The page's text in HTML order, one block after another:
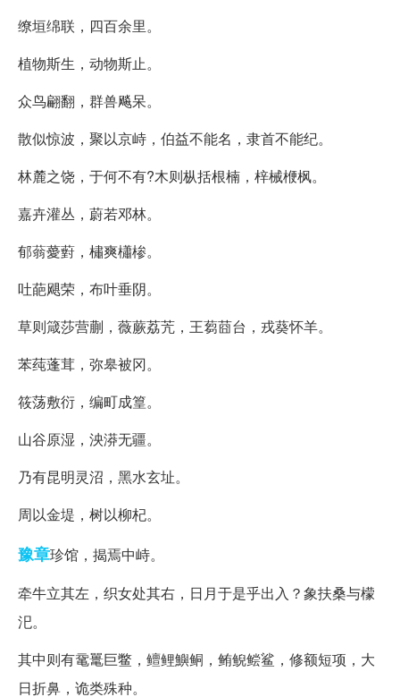
缭垣绵联，四百余里。
植物斯生，动物斯止。
众鸟翩翻，群兽飚呆。
散似惊波，聚以京峙，伯益不能名，隶首不能纪。
林麓之饶，于何不有?木则枞括根楠，梓械楩枫。
嘉卉灌丛，蔚若邓林。
郁蓊薆薱，橚爽櫹椮。
吐葩飓荣，布叶垂阴。
草则箴莎营蒯，薇蕨荔苀，王蒭莔台，戎葵怀羊。
苯莼蓬茸，弥皋被冈。
筱荡敷衍，编町成篁。
山谷原湿，泱漭无疆。
乃有昆明灵沼，黑水玄址。
周以金堤，树以柳杞。
豫章珍馆，揭焉中峙。
牵牛立其左，织女处其右，日月于是乎出入？象扶桑与檬
汜。
其中则有鼋鼍巨鳖，鳣鲤鱮鲖，鲔鲵鲿鲨，修额短项，大
日折鼻，诡类殊种。